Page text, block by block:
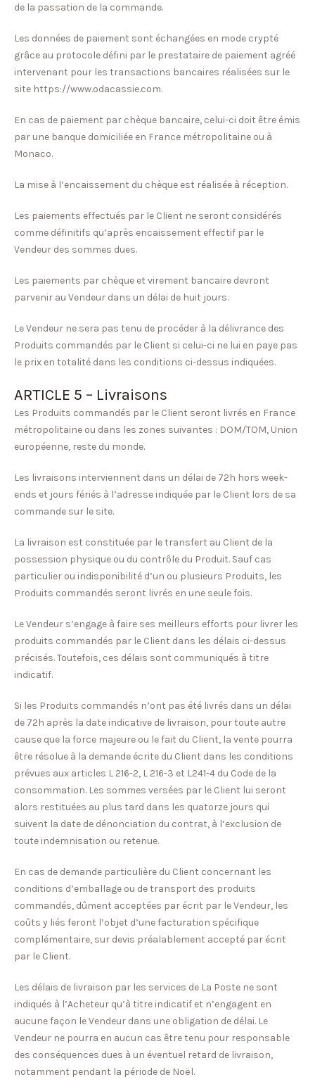
de la passation de la commande.
Les données de paiement sont échangées en mode crypté
grâce au protocole défini par le prestataire de paiement agréé
intervenant pour les transactions bancaires réalisées sur le
site https://www.odacassie.com.
En cas de paiement par chèque bancaire, celui-ci doit être émis
par une banque domiciliée en France métropolitaine ou à
Monaco.
La mise à l’encaissement du chèque est réalisée à réception.
Les paiements effectués par le Client ne seront considérés
comme définitifs qu’après encaissement effectif par le
Vendeur des sommes dues.
Les paiements par chèque et virement bancaire devront
parvenir au Vendeur dans un délai de huit jours.
Le Vendeur ne sera pas tenu de procéder à la délivrance des
Produits commandés par le Client si celui-ci ne lui en paye pas
le prix en totalité dans les conditions ci-dessus indiquées.
ARTICLE 5 – Livraisons
Les Produits commandés par le Client seront livrés en France
métropolitaine ou dans les zones suivantes : DOM/TOM, Union
européenne, reste du monde.
Les livraisons interviennent dans un délai de 72h hors week-
ends et jours fériés à l’adresse indiquée par le Client lors de sa
commande sur le site.
La livraison est constituée par le transfert au Client de la
possession physique ou du contrôle du Produit. Sauf cas
particulier ou indisponibilité d’un ou plusieurs Produits, les
Produits commandés seront livrés en une seule fois.
Le Vendeur s’engage à faire ses meilleurs efforts pour livrer les
produits commandés par le Client dans les délais ci-dessus
précisés. Toutefois, ces délais sont communiqués à titre
indicatif.
Si les Produits commandés n’ont pas été livrés dans un délai
de 72h après la date indicative de livraison, pour toute autre
cause que la force majeure ou le fait du Client, la vente pourra
être résolue à la demande écrite du Client dans les conditions
prévues aux articles L 216-2, L 216-3 et L241-4 du Code de la
consommation. Les sommes versées par le Client lui seront
alors restituées au plus tard dans les quatorze jours qui
suivent la date de dénonciation du contrat, à l’exclusion de
toute indemnisation ou retenue.
En cas de demande particulière du Client concernant les
conditions d’emballage ou de transport des produits
commandés, dûment acceptées par écrit par le Vendeur, les
coûts y liés feront l’objet d’une facturation spécifique
complémentaire, sur devis préalablement accepté par écrit
par le Client.
Les délais de livraison par les services de La Poste ne sont
indiqués à l’Acheteur qu’à titre indicatif et n’engagent en
aucune façon le Vendeur dans une obligation de délai. Le
Vendeur ne pourra en aucun cas être tenu pour responsable
des conséquences dues à un éventuel retard de livraison,
notamment pendant la période de Noël.